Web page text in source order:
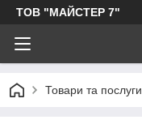
ТОВ "МАЙСТЕР 7"
Товари та послуги